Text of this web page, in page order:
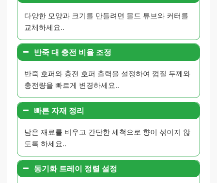
다양한 모양과 크기를 만들려면 몰드 튜브와 커터를
교체하세요..
반죽 대 충전 비율 조정
반죽 호퍼와 충전 호퍼 출력을 설정하여 껍질 두께와
충전량을 빠르게 변경하세요..
빠른 자재 정리
남은 재료를 비우고 간단한 세척으로 향이 섞이지 않
도록 하세요..
동기화 트레이 정렬 설정